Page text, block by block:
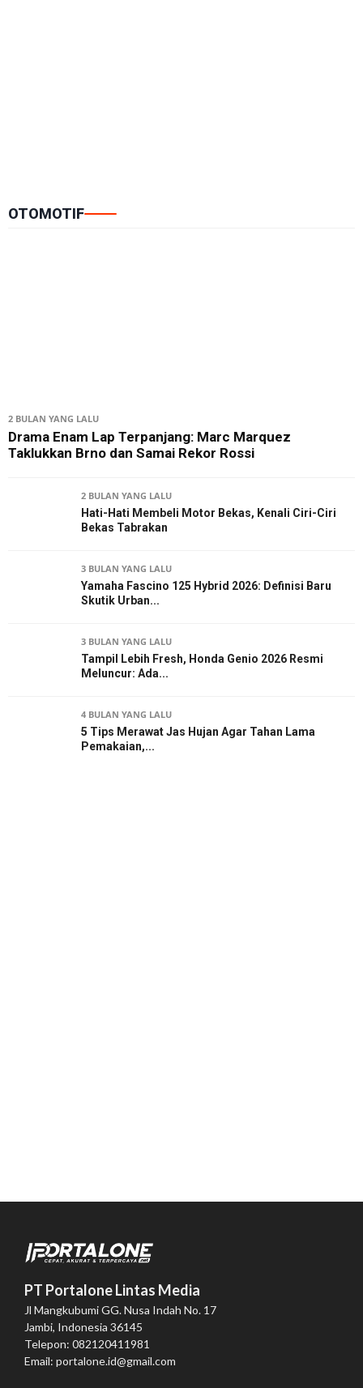
OTOMOTIF
2 BULAN YANG LALU
Drama Enam Lap Terpanjang: Marc Marquez
Taklukkan Brno dan Samai Rekor Rossi
2 BULAN YANG LALU
Hati-Hati Membeli Motor Bekas, Kenali Ciri-Ciri
Bekas Tabrakan
3 BULAN YANG LALU
Yamaha Fascino 125 Hybrid 2026: Definisi Baru
Skutik Urban...
3 BULAN YANG LALU
Tampil Lebih Fresh, Honda Genio 2026 Resmi
Meluncur: Ada...
4 BULAN YANG LALU
5 Tips Merawat Jas Hujan Agar Tahan Lama
Pemakaian,...
PT Portalone Lintas Media
Jl Mangkubumi GG. Nusa Indah No. 17
Jambi, Indonesia 36145
Telepon: 082120411981
Email: portalone.id@gmail.com